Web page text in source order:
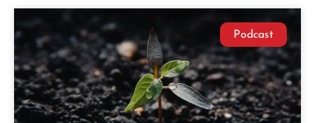
Podcast